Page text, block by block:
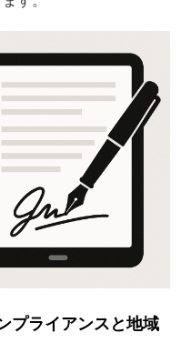
プライアンスと地域